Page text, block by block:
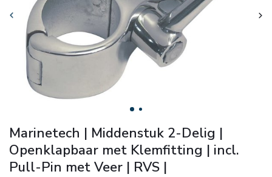
Marinetech | Middenstuk 2-Delig |
Openklapbaar met Klemfitting | incl.
Pull-Pin met Veer | RVS |